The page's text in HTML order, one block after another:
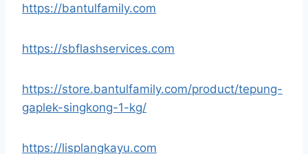
https://bantulfamily.com
https://sbflashservices.com
https://store.bantulfamily.com/product/tepung-
gaplek-singkong-1-kg/
https://lisplangkayu.com